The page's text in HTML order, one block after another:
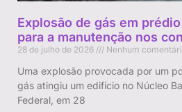
Explosão de gás em
para a manutenção nos
28 de julho de 2026 Nenhum
Uma explosão provocada por um
gás atingiu um edifício no Núcleo
Federal, em 28